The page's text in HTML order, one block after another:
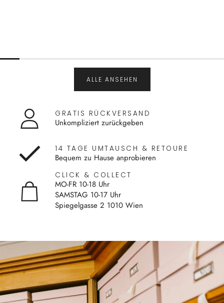
ALLE ANSEHEN
GRATIS RÜCKVERSAND
Unkompliziert zurückgeben
14 TAGE UMTAUSCH & RETOURE
Bequem zu Hause anprobieren
CLICK & COLLECT
MO-FR 10-18 Uhr
SAMSTAG 10-17 Uhr
Spiegelgasse 2 1010 Wien